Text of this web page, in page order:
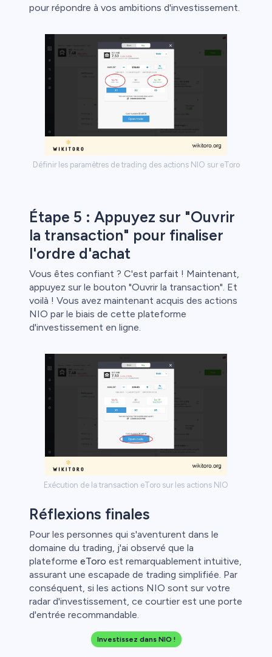
pour répondre à vos ambitions d'investissement.
Définir les paramètres de trading des actions NIO sur eToro
Étape 5 : Appuyez sur "Ouvrir
la transaction" pour finaliser
l'ordre d'achat
Vous êtes confiant ? C'est parfait ! Maintenant,
appuyez sur le bouton "Ouvrir la transaction". Et
voilà ! Vous avez maintenant acquis des actions
NIO par le biais de cette plateforme
d'investissement en ligne.
Exécution de la transaction eToro sur les actions NIO
Réflexions finales
Pour les personnes qui s'aventurent dans le
domaine du trading, j'ai observé que la
plateforme eToro est remarquablement intuitive,
assurant une escapade de trading simplifiée. Par
conséquent, si les actions NIO sont sur votre
radar d'investissement, ce courtier est une porte
d'entrée recommandable.
Investissez dans NIO !